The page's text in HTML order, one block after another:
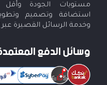
مستويات الجودة وأقل
استضافة وتصميم وتطوير
وخدمة الرسائل القصيرة عبر
وسائل الدفع